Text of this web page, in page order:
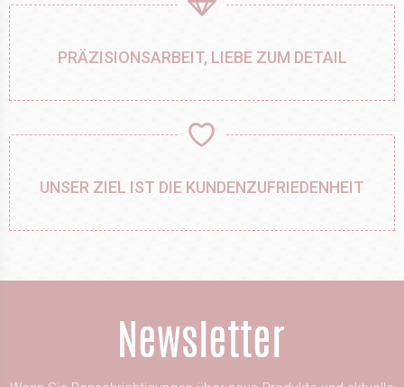
PRÄZISIONSARBEIT, LIEBE ZUM DETAIL
UNSER ZIEL IST DIE KUNDENZUFRIEDENHEIT